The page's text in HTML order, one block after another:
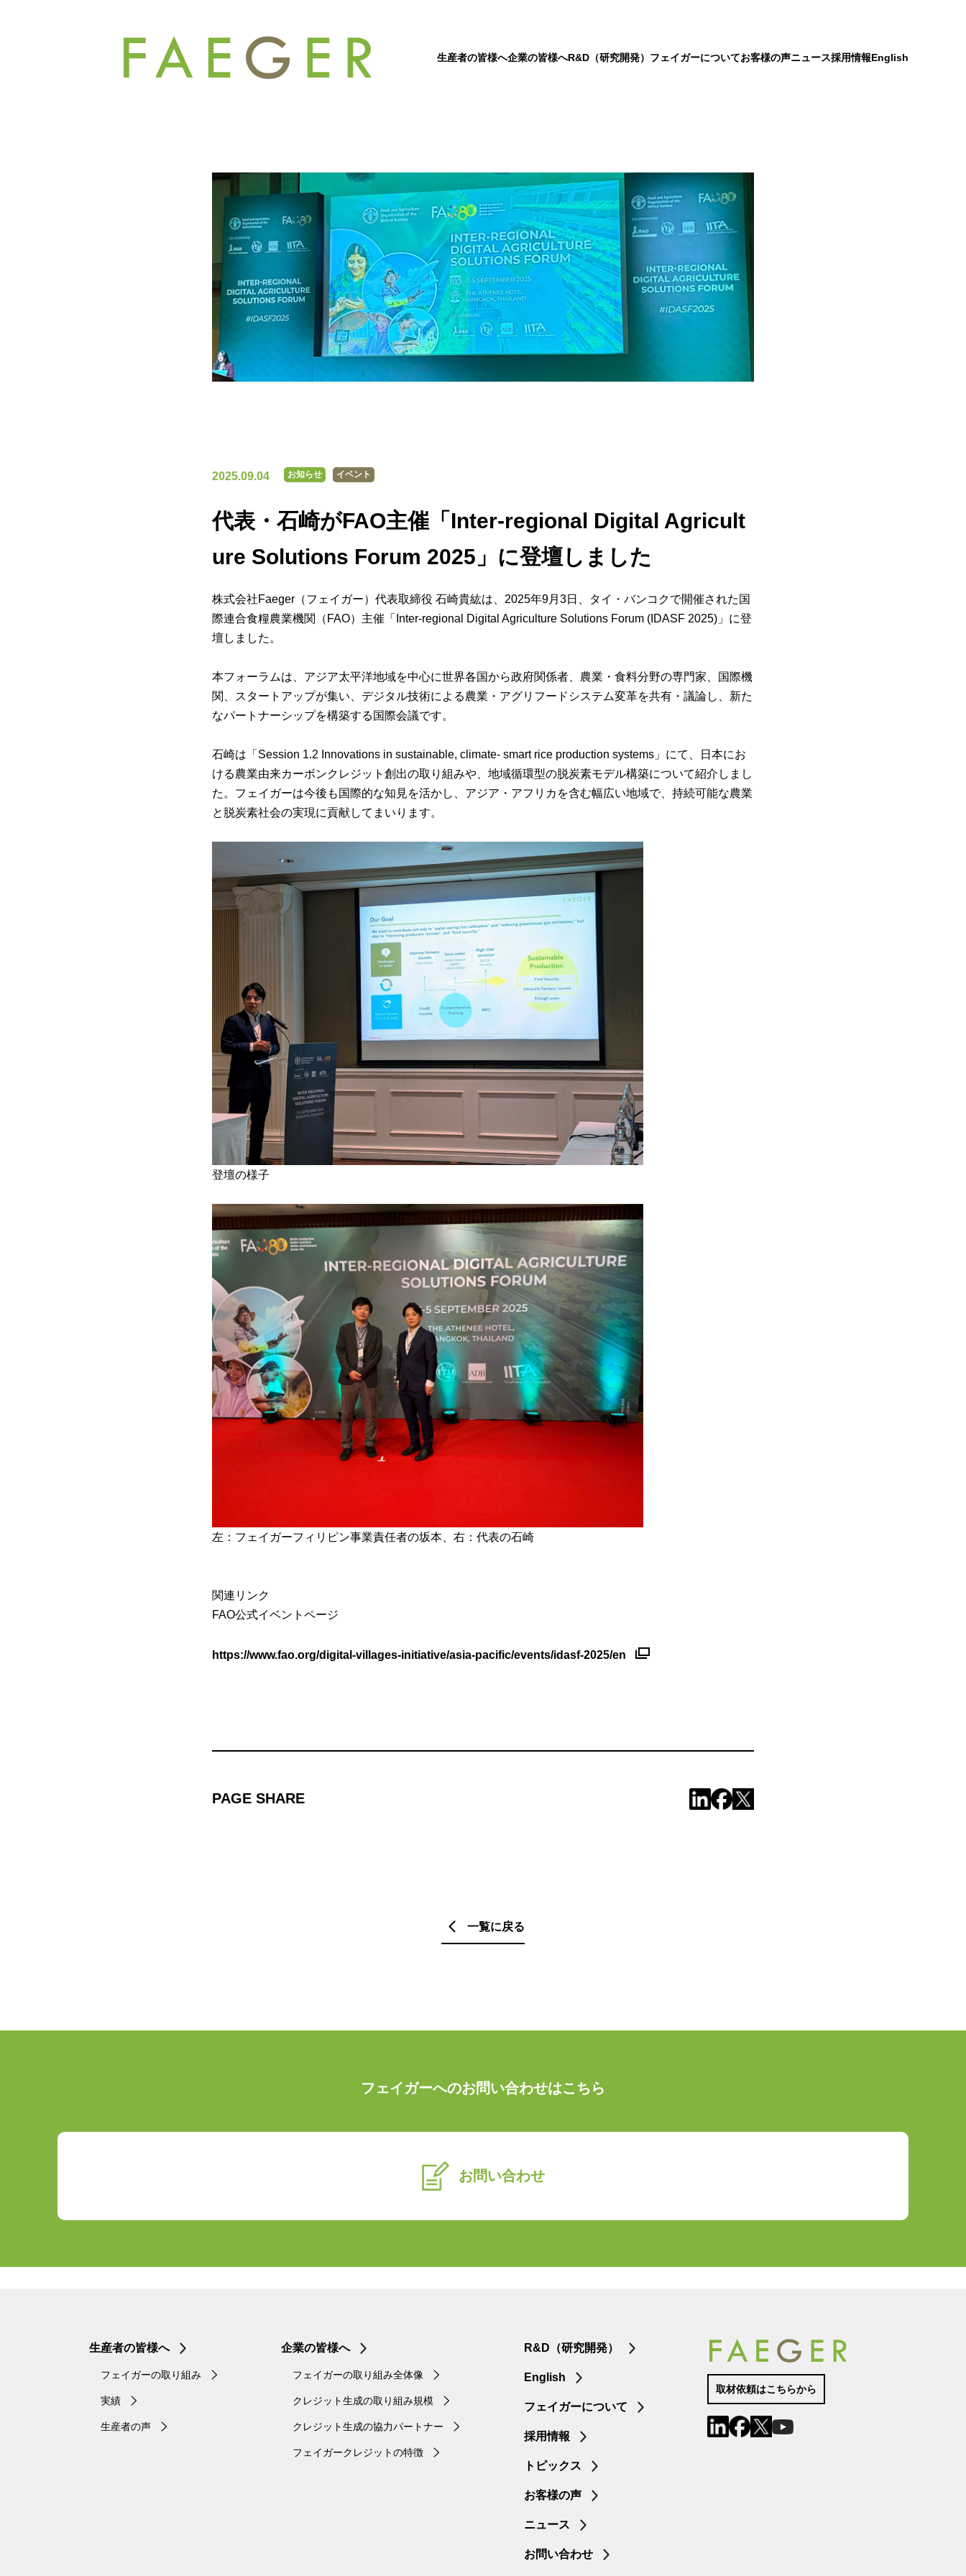
生産者の皆様へ企業の皆様へR&D（研究開発） フェイガーについてお客様の声ニュース採用情報English
2025.09.04 お知らせ イベント
代表・石崎がFAO主催「Inter-regional Digital Agricult
ure Solutions Forum 2025」に登壇しました
株式会社Faeger（フェイガー）代表取締役 石崎貴紘は、2025年9月3日、タイ・バンコクで開催された国
際連合食糧農業機関（FAO）主催「Inter-regional Digital Agriculture Solutions Forum (IDASF 2025)」に登
壇しました。
本フォーラムは、アジア太平洋地域を中心に世界各国から政府関係者、農業・食料分野の専門家、国際機
関、スタートアップが集い、デジタル技術による農業・アグリフードシステム変革を共有・議論し、新た
なパートナーシップを構築する国際会議です。
石崎は「Session 1.2 Innovations in sustainable, climate- smart rice production systems」にて、日本にお
ける農業由来カーボンクレジット創出の取り組みや、地域循環型の脱炭素モデル構築について紹介しまし
た。フェイガーは今後も国際的な知見を活かし、アジア・アフリカを含む幅広い地域で、持続可能な農業
と脱炭素社会の実現に貢献してまいります。
登壇の様子
左：フェイガーフィリピン事業責任者の坂本、右：代表の石崎
関連リンク
FAO公式イベントページ
https://www.fao.org/digital-villages-initiative/asia-pacific/events/idasf-2025/en
PAGE SHARE
一覧に戻る
フェイガーへのお問い合わせはこちら
お問い合わせ
生産者の皆様へ
フェイガーの取り組み
実績
生産者の声
企業の皆様へ
フェイガーの取り組み全体像
クレジット生成の取り組み規模
クレジット生成の協力パートナー
フェイガークレジットの特徴
R&D（研究開発）
English
フェイガーについて
採用情報
トピックス
お客様の声
ニュース
お問い合わせ
取材依頼はこちらから